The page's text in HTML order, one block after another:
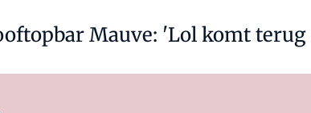
Mauve: 'Lol komt terug